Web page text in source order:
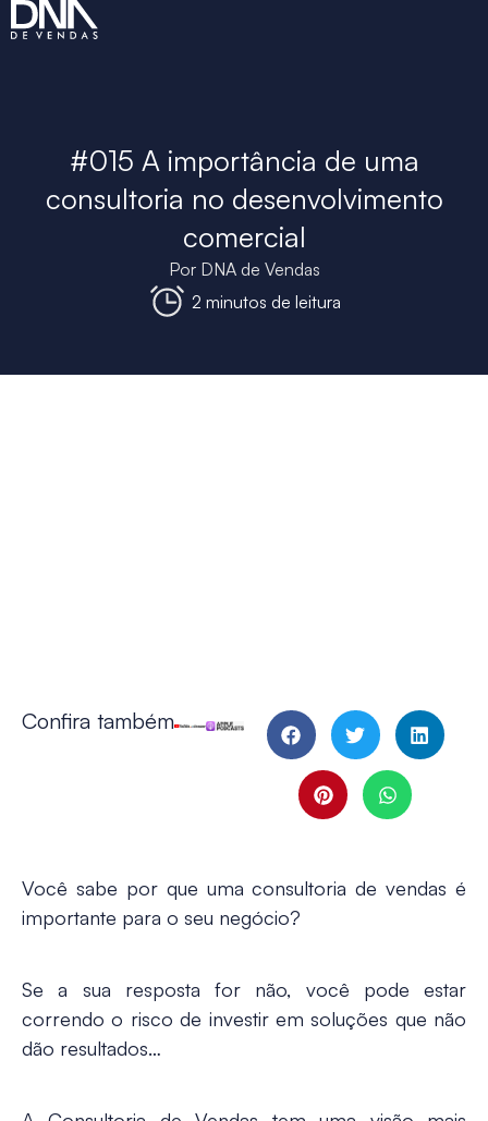
#015 A importância de uma
consultoria no desenvolvimento
comercial
Por DNA de Vendas
2 minutos de leitura
Confira também
Você sabe por que uma consultoria de vendas é
importante para o seu negócio?
Se a sua resposta for não, você pode estar
correndo o risco de investir em soluções que não
dão resultados…